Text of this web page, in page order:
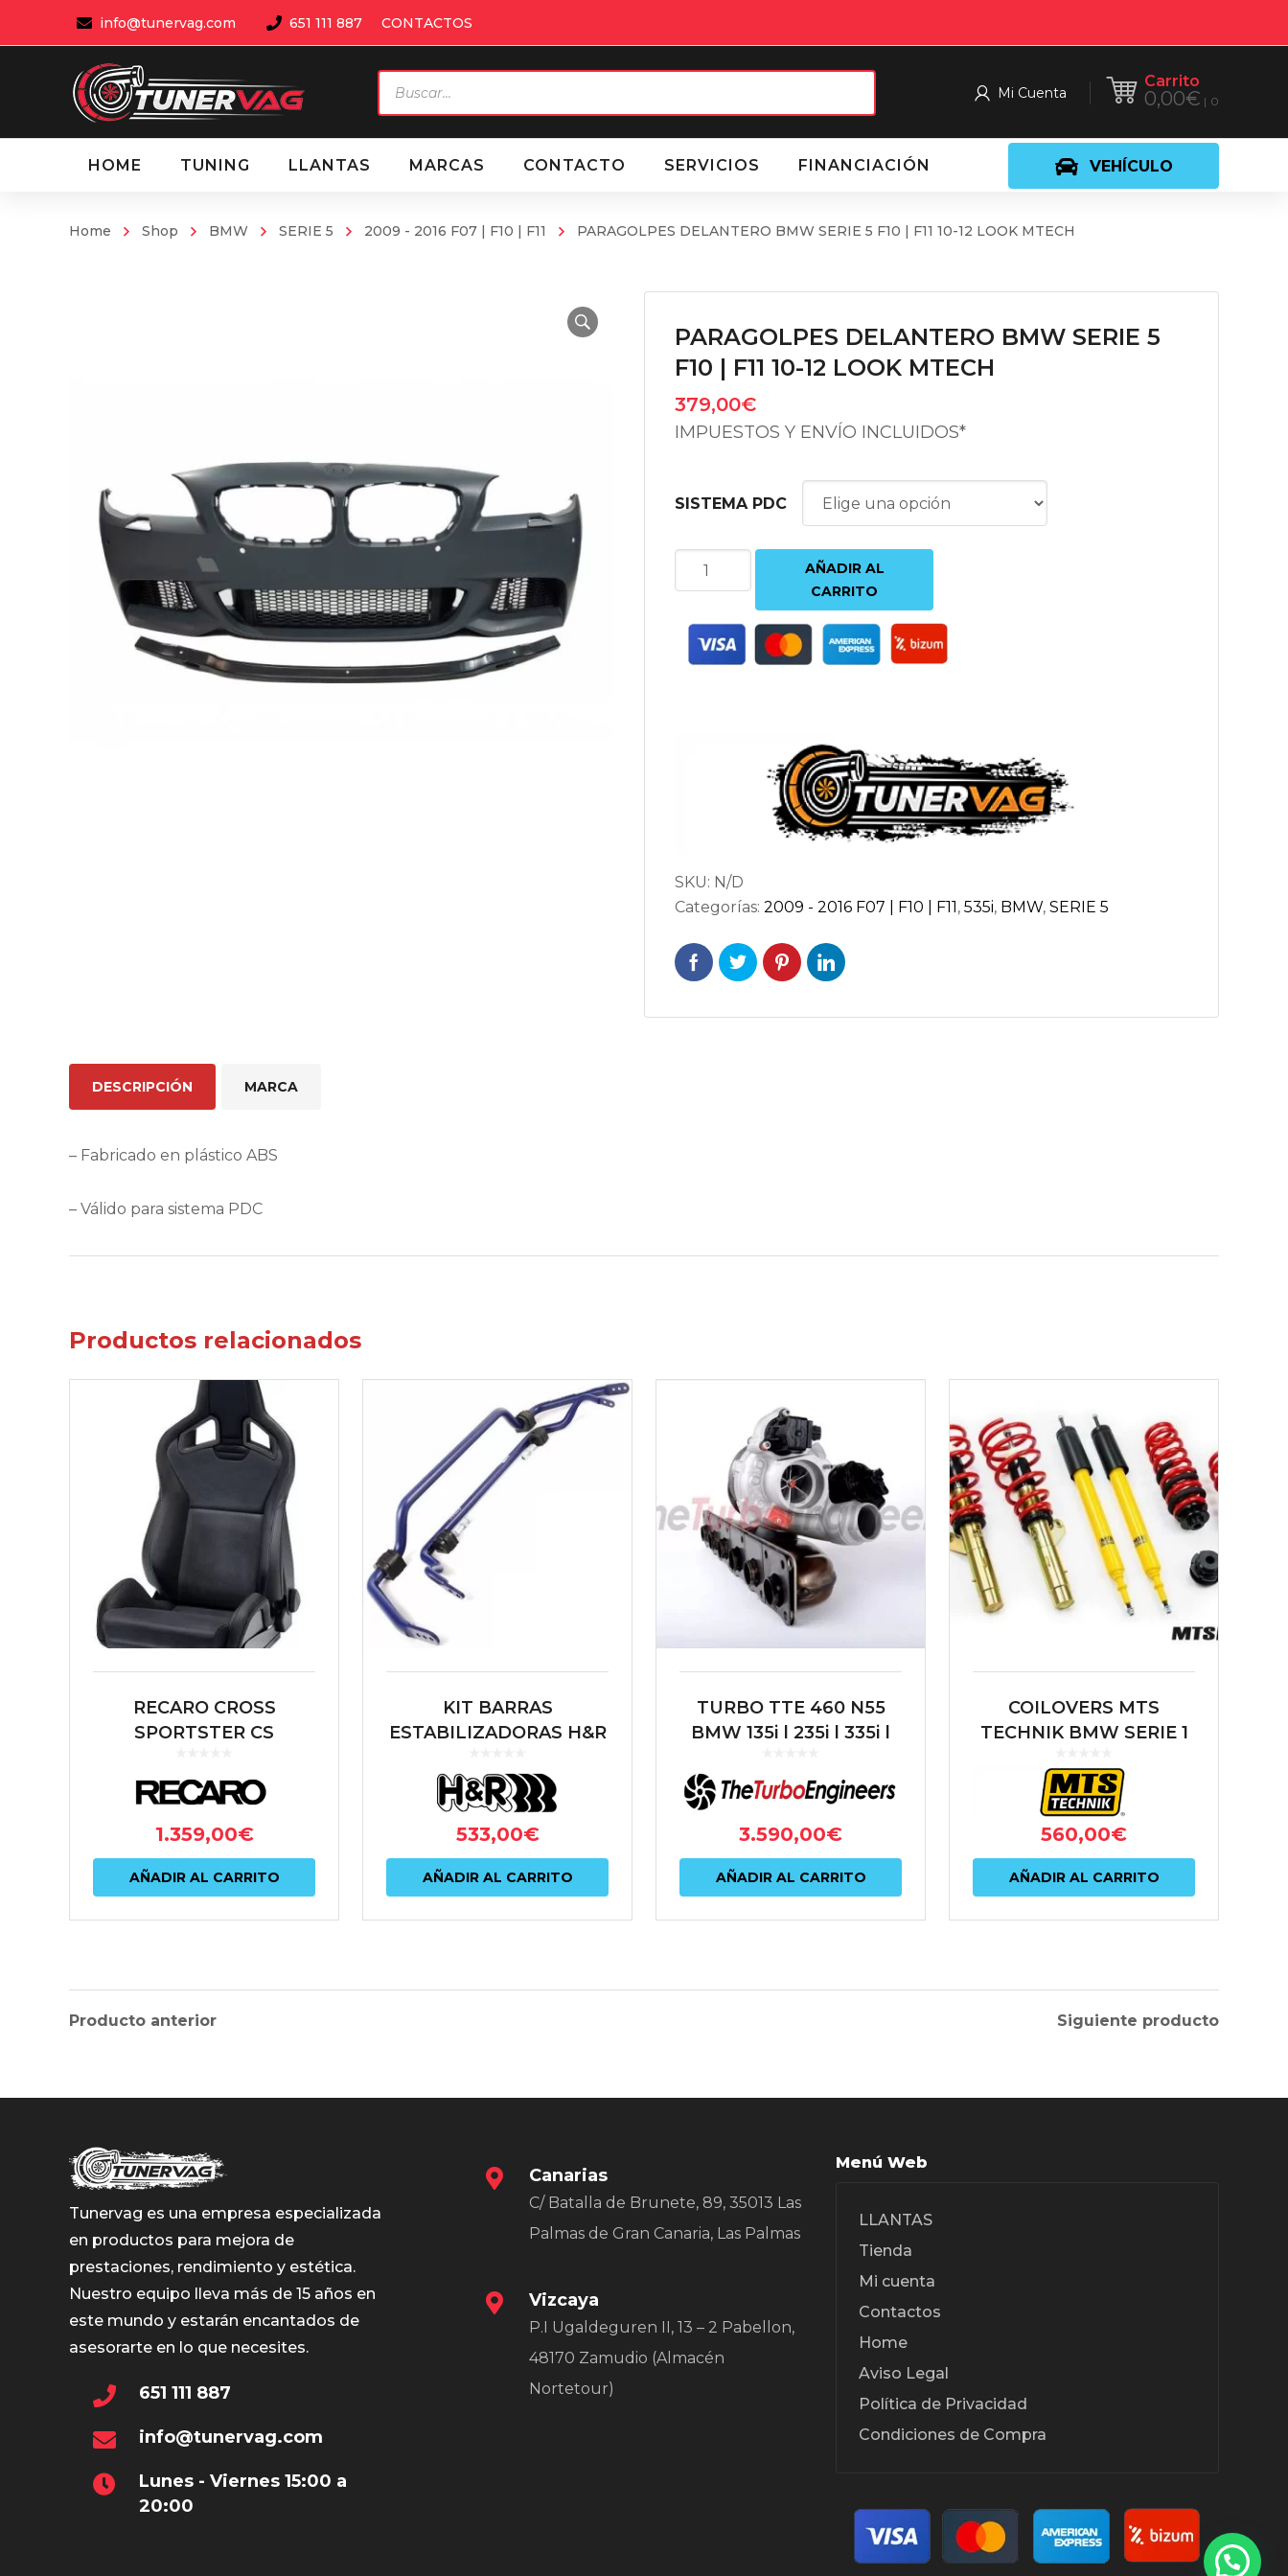
info@tunervag.com 651 111 887 CONTACTOS
Carrito
0,00€ 0
Mi Cuenta
de
productos
VEHÍCULO
HOME TUNING LLANTAS MARCAS CONTACTO SERVICIOS FINANCIACIÓN
Home Shop BMW SERIE 5 2009 - 2016 F07 | F10 | F11 PARAGOLPES DELANTERO BMW SERIE 5 F10 | F11 10-12 LOOK MTECH
PARAGOLPES DELANTERO BMW SERIE 5
F10 | F11 10-12 LOOK MTECH
379,00€
IMPUESTOS Y ENVÍO INCLUIDOS*
SISTEMA PDC
PARAGOLPES
DELANTERO
SERIE
cantidad
AÑADIR AL
CARRITO
SKU: N/D
Categorías: 2009 - 2016 F07 | F10 | F11, 535i, BMW, SERIE 5
DESCRIPCIÓN MARCA
– Fabricado en plástico ABS
– Válido para sistema PDC
Productos relacionados
RECARO CROSS
SPORTSTER CS
NEGRO/NARDO NEGRO
(PILOTO)
1.359,00€
AÑADIR AL CARRITO
KIT BARRAS
ESTABILIZADORAS H&R
SERIE 2 F22 F23 | SERIE
3 F30 F31
533,00€
AÑADIR AL CARRITO
TURBO TTE 460 N55
BMW 135i | 235i | 335i |
3.590,00€
AÑADIR AL CARRITO
COILOVERS MTS
TECHNIK BMW SERIE 1
E88 CABRIO SERIE 3 E9X
560,00€
AÑADIR AL CARRITO
Producto anterior Siguiente producto
Tunervag es una empresa especializada
en productos para mejora de
prestaciones, rendimiento y estética.
Nuestro equipo lleva más de 15 años en
este mundo y estarán encantados de
asesorarte en lo que necesites.
651 111 887
info@tunervag.com
Lunes - Viernes 15:00 a
20:00
Canarias
C/ Batalla de Brunete, 89, 35013 Las
Palmas de Gran Canaria, Las Palmas
Vizcaya
P.I Ugaldeguren II, 13 – 2 Pabellon,
48170 Zamudio (Almacén
Nortetour)
Menú Web
LLANTAS
Tienda
Mi cuenta
Contactos
Home
Aviso Legal
Política de Privacidad
Condiciones de Compra